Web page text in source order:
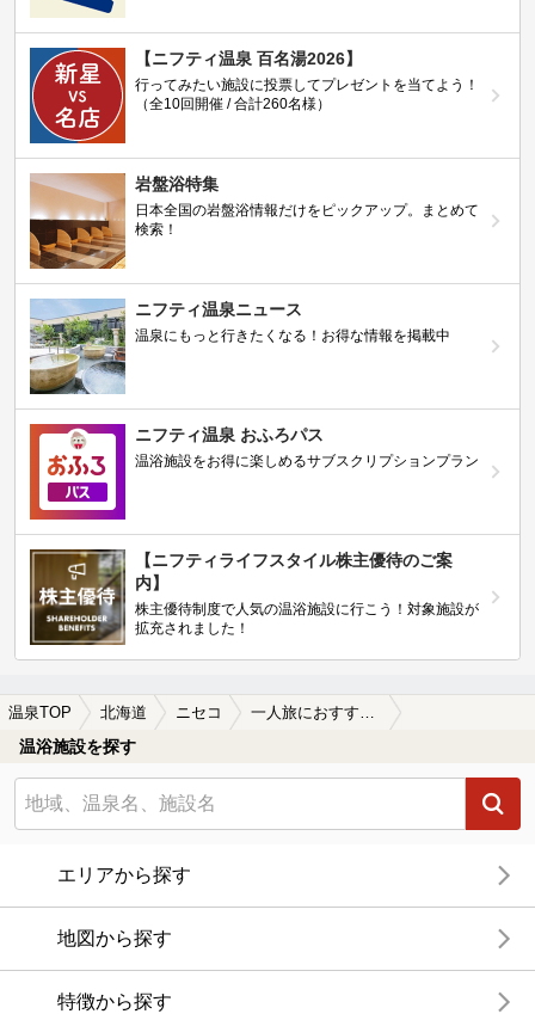
【ニフティ温泉 百名湯2026】
行ってみたい施設に投票してプレゼントを当てよう！
（全10回開催 / 合計260名様）
岩盤浴特集
日本全国の岩盤浴情報だけをピックアップ。まとめて
検索！
ニフティ温泉ニュース
温泉にもっと行きたくなる！お得な情報を掲載中
ニフティ温泉 おふろパス
温浴施設をお得に楽しめるサブスクリプションプラン
【ニフティライフスタイル株主優待のご案
内】
株主優待制度で人気の温浴施設に行こう！対象施設が
拡充されました！
温泉TOP 北海道 ニセコ 一人旅におすすめのニセコの温泉、日帰り温泉、スーパー銭湯おすすめ
温浴施設を探す
エリアから探す
地図から探す
特徴から探す